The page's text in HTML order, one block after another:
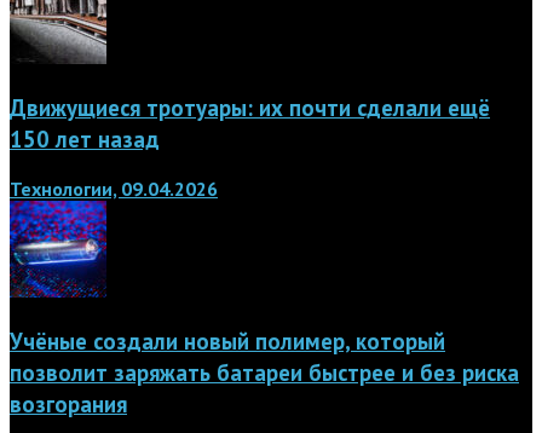
Движущиеся тротуары: их почти сделали ещё
150 лет назад
Технологии, 09.04.2026
Учёные создали новый полимер, который
позволит заряжать батареи быстрее и без риска
возгорания